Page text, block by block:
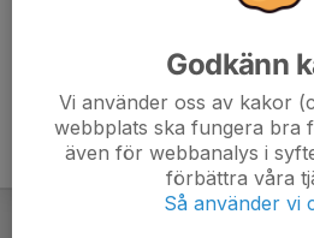
Godkänn
Vi använder oss av kakor
webbplats ska fungera bra
även för webbanalys i
förbättra våra
Så använder vi